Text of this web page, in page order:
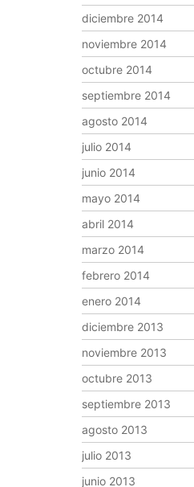
diciembre 2014
noviembre 2014
octubre 2014
septiembre 2014
agosto 2014
julio 2014
junio 2014
mayo 2014
abril 2014
marzo 2014
febrero 2014
enero 2014
diciembre 2013
noviembre 2013
octubre 2013
septiembre 2013
agosto 2013
julio 2013
junio 2013